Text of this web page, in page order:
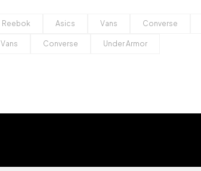
Reebok Asics Vans Converse
Vans Converse Under Armor